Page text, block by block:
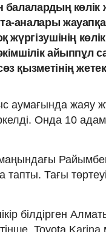
балалардың көлік
аналары
жүргізушінің
айыппұл
қызметінің
аумағында жаяу
Онда 10
Тағы
білдірген
Toyota Karina